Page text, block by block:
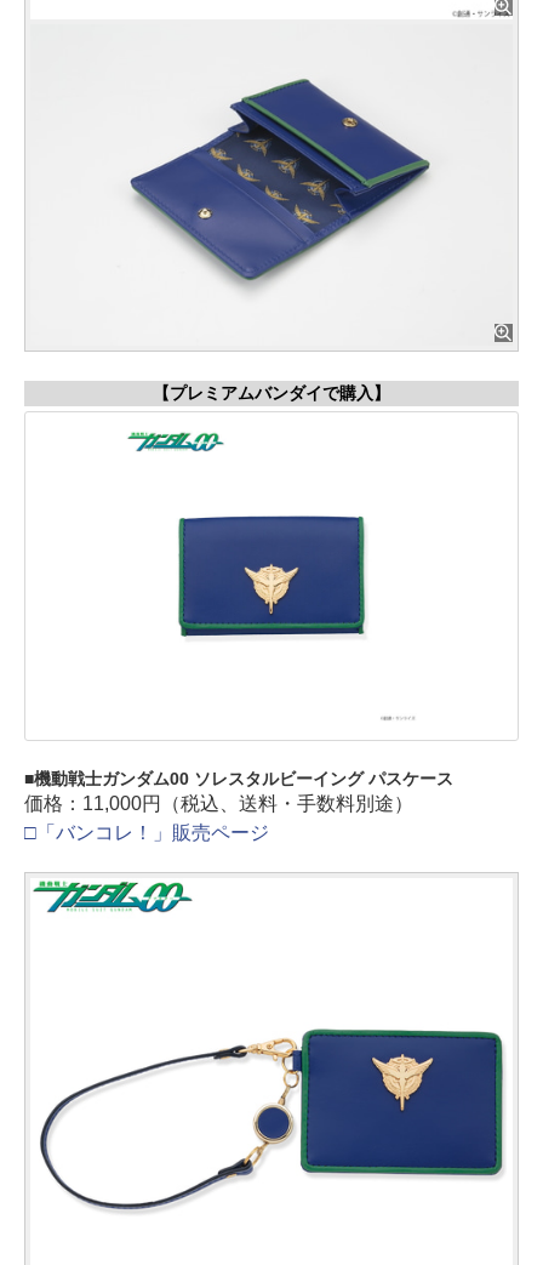
【プレミアムバンダイで購入】
機動戦士ガンダム00 ソレスタルビーイング パスケース
価格：11,000円（税込、送料・手数料別途）
□「バンコレ！」販売ページ